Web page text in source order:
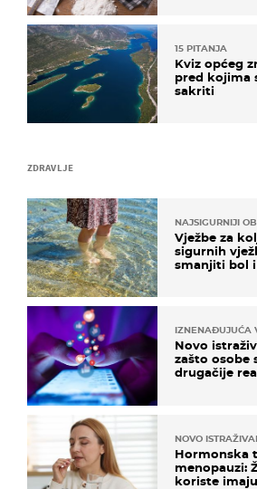
ZDRAVLJE
NAJSIGURNIJI
Vježbe za
sigurnih
smanjiti bol
IZNENAĐUJUĆA
Novo
zašto osobe
drugačije
NOVO
Hormonska
menopauzi:
koriste
15 PITANJA
Kviz općeg
pred kojima
sakriti